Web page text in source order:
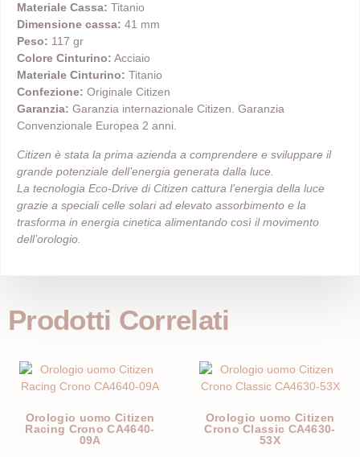
Materiale Cassa: Titanio
Dimensione cassa: 41 mm
Peso: 117 gr
Colore Cinturino: Acciaio
Materiale Cinturino: Titanio
Confezione: Originale Citizen
Garanzia: Garanzia internazionale Citizen. Garanzia
Convenzionale Europea 2 anni.
Citizen è stata la prima azienda a comprendere e sviluppare il
grande potenziale dell’energia generata dalla luce.
La tecnologia Eco-Drive di Citizen cattura l’energia della luce
grazie a speciali celle solari ad elevato assorbimento e la
trasforma in energia cinetica alimentando così il movimento
dell’orologio.
Prodotti Correlati
Orologio uomo Citizen
Racing Crono CA4640-
09A
Orologio uomo Citizen
Crono Classic CA4630-
53X